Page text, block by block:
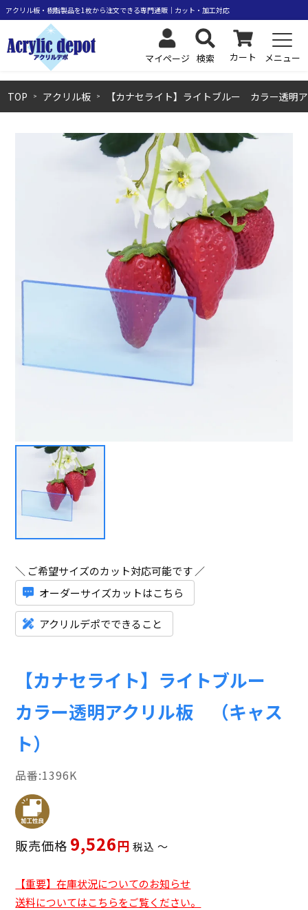
マイページ 検索 カート メニュー
TOP アクリル板 【カナセライト】ライトブルー カラー透明
＼ ご希望サイズのカット対応可能です ／
オーダーサイズカットはこちら
アクリルデポでできること
【カナセライト】ライトブルー
カラー透明アクリル板 （キャス
ト）
1396K
販売価格 9,526 税込 〜
【重要】在庫状況についてのお知らせ
送料についてはこちらをご覧ください。